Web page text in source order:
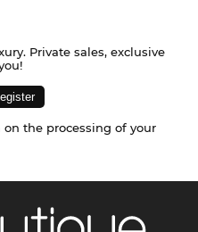
Private sales, exclusive
the processing of your